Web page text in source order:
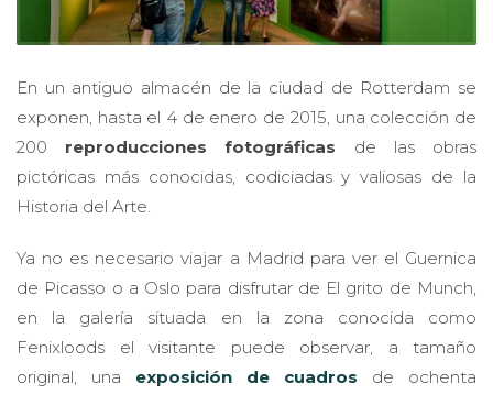
En un antiguo almacén de la ciudad de Rotterdam se
exponen, hasta el 4 de enero de 2015, una colección de
200 reproducciones fotográficas de las obras
pictóricas más conocidas, codiciadas y valiosas de la
Historia del Arte.
Ya no es necesario viajar a Madrid para ver el Guernica
de Picasso o a Oslo para disfrutar de El grito de Munch,
en la galería situada en la zona conocida como
Fenixloods el visitante puede observar, a tamaño
original, una exposición de cuadros de ochenta